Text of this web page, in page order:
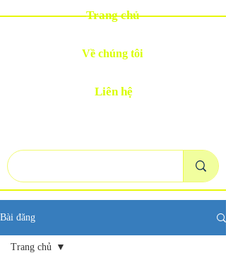
Trang chủ
Về chúng tôi
Liên hệ
Bài đăng
Trang chủ